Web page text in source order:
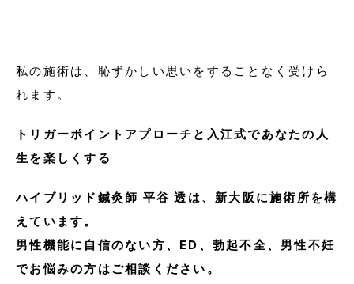
私の施術は、恥ずかしい思いをすることなく受けら
れます。
トリガーポイントアプローチと入江式であなたの人
生を楽しくする
ハイブリッド鍼灸師 平谷 透は、 新大阪に施術所を構
えています。
男性機能に自信のない方、ED、勃起不全、男性不妊
でお悩みの方はご相談ください。